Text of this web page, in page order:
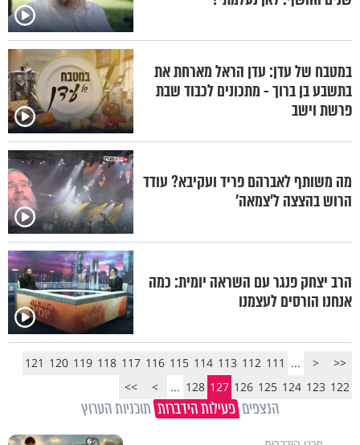
במטבח של עדן: עדן הראל מארחת את
בתשבע בן ברוך - מתכונים לכבוד שבת
פרשת וישב
מה משותף לאברהם פריד ועקיבא? עודד
הרוש בהצצה ל’צמאה’
הרב יצחק פנגר עם השראה יומית: כמה
אנחנו הורסים לעצמנו
<<
<
...
111
112
113
114
115
116
117
118
119
120
121
122
123
124
125
126
127
128
...
>
>>
הנצפים פעילות הידברות תוכניות הערוץ